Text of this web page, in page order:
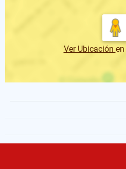
Ver Ubicación en